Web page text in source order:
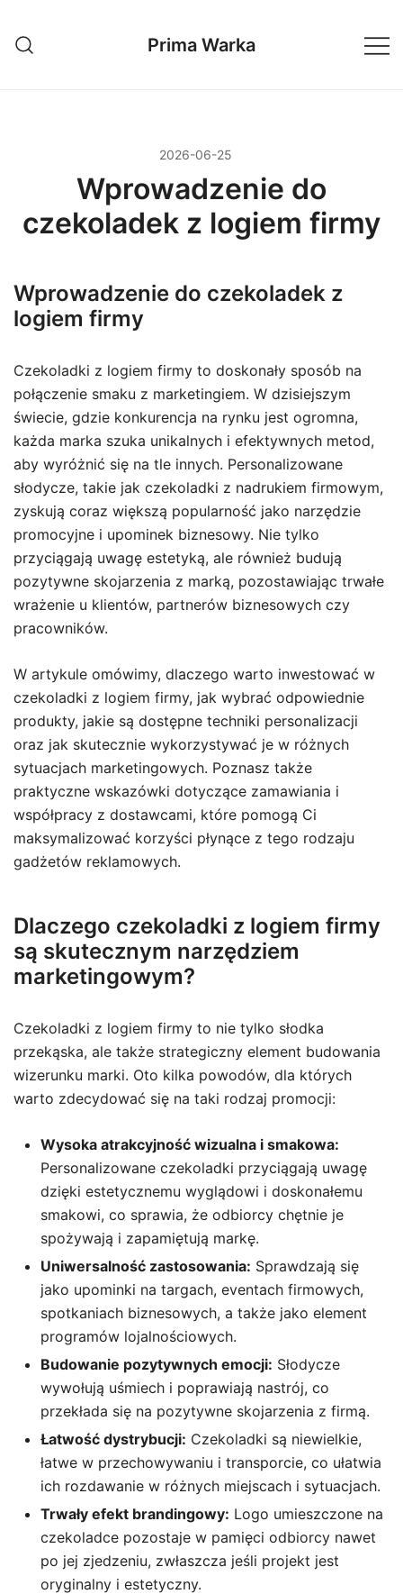
treści
Prima Warka
2026-06-25
Wprowadzenie do
czekoladek z logiem firmy
Wprowadzenie do czekoladek z
logiem firmy
Czekoladki z logiem firmy to doskonały sposób na
połączenie smaku z marketingiem. W dzisiejszym
świecie, gdzie konkurencja na rynku jest ogromna,
każda marka szuka unikalnych i efektywnych metod,
aby wyróżnić się na tle innych. Personalizowane
słodycze, takie jak czekoladki z nadrukiem firmowym,
zyskują coraz większą popularność jako narzędzie
promocyjne i upominek biznesowy. Nie tylko
przyciągają uwagę estetyką, ale również budują
pozytywne skojarzenia z marką, pozostawiając trwałe
wrażenie u klientów, partnerów biznesowych czy
pracowników.
W artykule omówimy, dlaczego warto inwestować w
czekoladki z logiem firmy, jak wybrać odpowiednie
produkty, jakie są dostępne techniki personalizacji
oraz jak skutecznie wykorzystywać je w różnych
sytuacjach marketingowych. Poznasz także
praktyczne wskazówki dotyczące zamawiania i
współpracy z dostawcami, które pomogą Ci
maksymalizować korzyści płynące z tego rodzaju
gadżetów reklamowych.
Dlaczego czekoladki z logiem firmy
są skutecznym narzędziem
marketingowym?
Czekoladki z logiem firmy to nie tylko słodka
przekąska, ale także strategiczny element budowania
wizerunku marki. Oto kilka powodów, dla których
warto zdecydować się na taki rodzaj promocji:
Wysoka atrakcyjność wizualna i smakowa:
Personalizowane czekoladki przyciągają uwagę
dzięki estetycznemu wyglądowi i doskonałemu
smakowi, co sprawia, że odbiorcy chętnie je
spożywają i zapamiętują markę.
Uniwersalność zastosowania: Sprawdzają się
jako upominki na targach, eventach firmowych,
spotkaniach biznesowych, a także jako element
programów lojalnościowych.
Budowanie pozytywnych emocji: Słodycze
wywołują uśmiech i poprawiają nastrój, co
przekłada się na pozytywne skojarzenia z firmą.
Łatwość dystrybucji: Czekoladki są niewielkie,
łatwe w przechowywaniu i transporcie, co ułatwia
ich rozdawanie w różnych miejscach i sytuacjach.
Trwały efekt brandingowy: Logo umieszczone na
czekoladce pozostaje w pamięci odbiorcy nawet
po jej zjedzeniu, zwłaszcza jeśli projekt jest
oryginalny i estetyczny.